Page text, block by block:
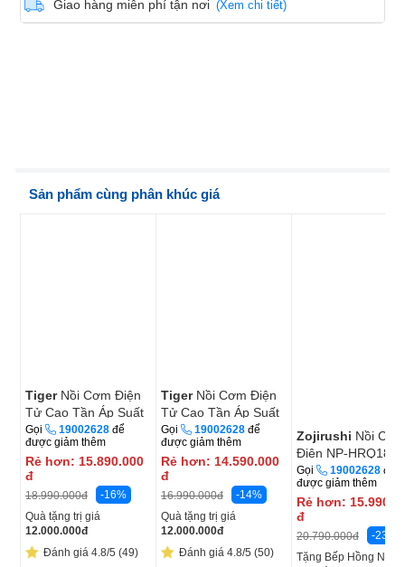
Giao hàng miễn phí tận nơi (Xem chi tiết)
Sản phẩm cùng phân khúc giá
Tiger Nồi Cơm Điện
Tử Cao Tần Áp Suất
JPC-W18W 1.8 Lít
Gọi 19002628 để
được giảm thêm
Rẻ hơn: 15.890.000
đ
18.990.000đ
-16%
Quà tặng trị giá
12.000.000đ
Đánh giá 4.8/5 (49)
Tiger Nồi Cơm Điện
Tử Cao Tần Áp Suất
JPK-W18W 1.8 Lít -
Nhật Bản
Gọi 19002628 để
được giảm thêm
Rẻ hơn: 14.590.000
đ
16.990.000đ
-14%
Quà tặng trị giá
12.000.000đ
Đánh giá 4.8/5 (50)
Zojirushi Nồi Cơm
Điện NP-HRQ18
Lít - Xuất Xứ Nhật
Bản
Gọi 19002628 để
được giảm thêm
Rẻ hơn:
đ
20.790.000đ
-23%
Tặng Bếp Hồng